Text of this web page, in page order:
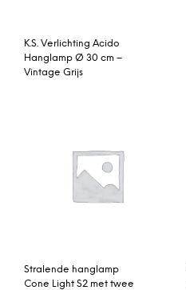
K.S. Verlichting Acido
Hanglamp Ø 30 cm –
Vintage Grijs
Stralende hanglamp
Cone Light S2 met twee